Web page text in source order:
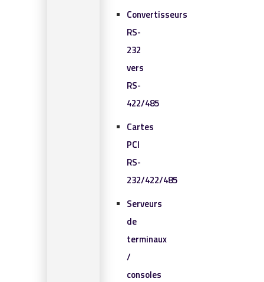
Convertisseurs
RS-
232
vers
RS-
422/485
Cartes
PCI
RS-
232/422/485
Serveurs
de
terminaux
/
consoles